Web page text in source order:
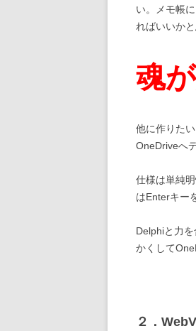
い。メモ帳
ればいいか
魂
他に作りた
OneDriveへ
仕様は単純
はEnterキー
Delphiと力
かくして
２．